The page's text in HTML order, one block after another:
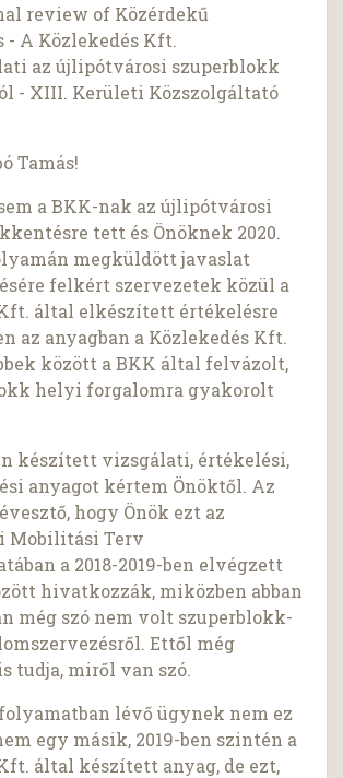
review of Közérdekű
- A Közlekedés Kft.
az újlipótvárosi szuperblokk
- XIII. Kerületi Közszolgáltató
Tamás!
a BKK-nak az újlipótvárosi
tett és Önöknek 2020.
megküldött javaslat
felkért szervezetek közül a
által elkészített értékelésre
az anyagban a Közlekedés Kft.
között a BKK által felvázolt,
helyi forgalomra gyakorolt
készített vizsgálati, értékelési,
anyagot kértem Önöktől. Az
hogy Önök ezt az
Mobilitási Terv
a 2018-2019-ben elvégzett
hivatkozzák, miközben abban
még szó nem volt szuperblokk-
Ettől még
tudja, miről van szó.
lévő ügynek nem ez
egy másik, 2019-ben szintén a
által készített anyag, de ezt,